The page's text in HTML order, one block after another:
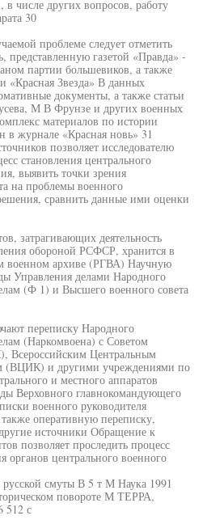
числе других вопросов, работу
30
проблеме следует отметить
представленную газетой «Правда» -
партии большевиков, а также
«Красная Звезда» В данных
документы, а также статьи
М В Фрунзе и других военных
материалов по истории
журнале «Красная новь» 31
позволяет исследователю
становления центрального
выявить точки зрения
на проблемы военного
сравнить данные ими оценки
затрагивающих деятельность
обороной РСФСР, хранится в
военном архиве (РГВА) Научную
Управления делами Народного
(Ф 1) и Высшего военного совета
переписку Народного
(Наркомвоена) с Советом
Всероссийским Центральным
(ВЦИК) и другими учреждениями по
и местного аппаратов
Верховного главнокомандующего
военного руководителя
оперативную переписку,
источники Обращение к
позволяет проследить процесс
органов центрального военного
смуты В 5 т М Наука 1991
повороте М ТЕРРА,
512 с